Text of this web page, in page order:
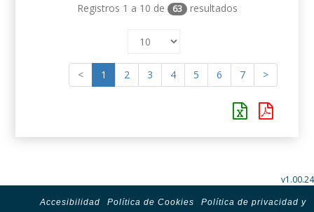
Registros 1 a 10 de 63 resultados
< 1 2 3 4 5 6 7 >
v1.00.24
Accesibilidad Política de Cookies
Política de privacidad y